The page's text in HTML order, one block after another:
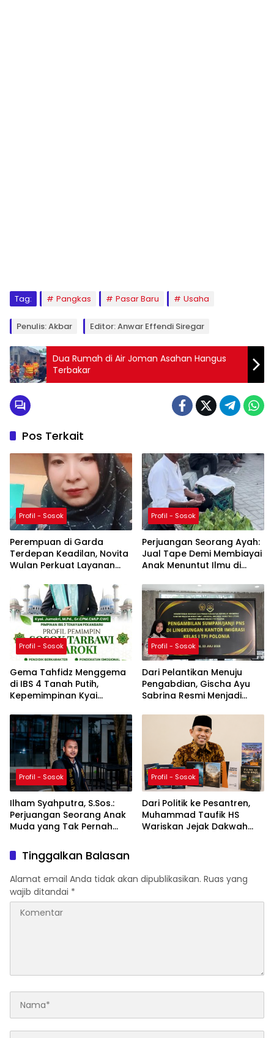
Tag: Pangkas Pasar Baru Usaha
Penulis: Akbar Editor: Anwar Effendi Siregar
Dua Rumah di Air Joman Asahan Hangus
Terbakar
Pos Terkait
Profil - Sosok
Perempuan di Garda
Terdepan Keadilan, Novita
Wulan Perkuat Layanan
Profil - Sosok
Perjuangan Seorang Ayah:
Jual Tape Demi Membiayai
Anak Menuntut Ilmu di
Profil - Sosok
Gema Tahfidz Menggema
di IBS 4 Tanah Putih,
Kepemimpinan Kyai
Menginspirasi Pembinaan
Santri
Profil - Sosok
Dari Pelantikan Menuju
Pengabdian, Gischa Ayu
Sabrina Resmi Menjadi
Profil - Sosok
Ilham Syahputra, S.Sos.:
Perjuangan Seorang Anak
Muda yang Tak Pernah
Profil - Sosok
Dari Politik ke Pesantren,
Muhammad Taufik HS
Wariskan Jejak Dakwah
Tinggalkan Balasan
Alamat email Anda tidak akan dipublikasikan. Ruas yang
wajib ditandai *